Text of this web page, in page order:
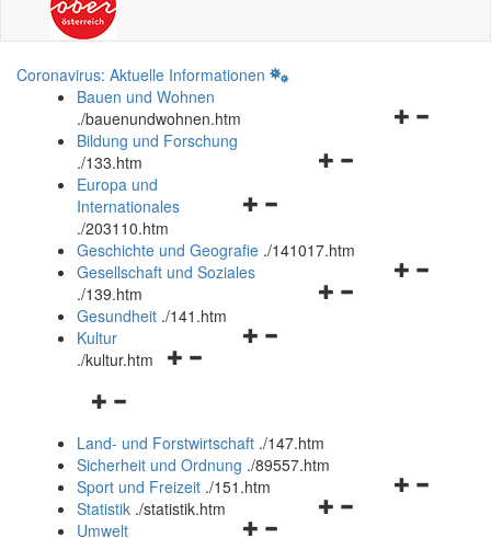
Coronavirus: Aktuelle Informationen
Bauen und Wohnen
./bauenundwohnen.htm
Navigationsmenü
Bildung und Forschung
./133.htm
Navigationsmenü
und
schließen
Europa und
Internationales
./203110.htm
Geschichte und Geografie ./141017.htm
Navigationsmenü
Gesellschaft und Soziales
./139.htm
Navigationsmenü
Gesundheit ./141.htm
Navigationsmenü
Kultur
./kultur.htm
Navigationsmenü
und
schließen
Land- und Forstwirtschaft ./147.htm
Sicherheit und Ordnung ./89557.htm
Navigationsmenü
Sport und Freizeit ./151.htm
Navigationsmenü
Statistik ./statistik.htm
Umwelt